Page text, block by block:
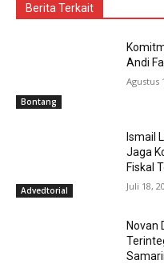
Berita Terkait
Bontang
Andi
Agustus
Advedtorial
Ismail
Jaga
Fiskal
Juli 18,
Novan